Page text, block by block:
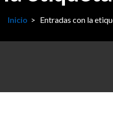
Inicio > Entradas con la